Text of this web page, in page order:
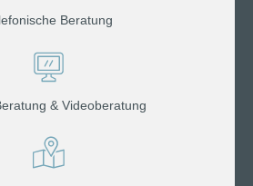
Beratung
& Videoberatung